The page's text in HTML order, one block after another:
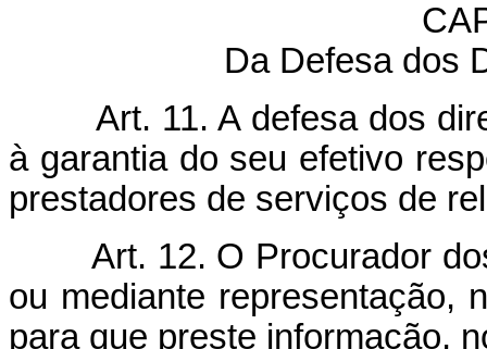
Da Defesa dos
Art. 11. A defesa dos
à garantia do seu efetivo
prestadores de serviços de
Art. 12. O Procurador
ou mediante representação,
para que preste informação,